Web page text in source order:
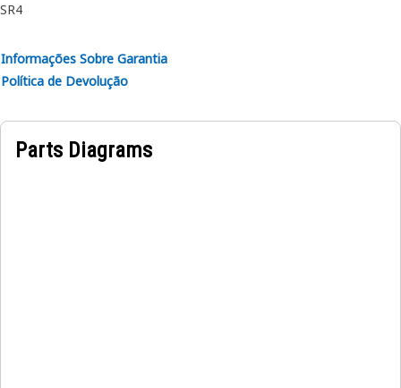
SR4
Informações Sobre Garantia
Política de Devolução
Parts Diagrams